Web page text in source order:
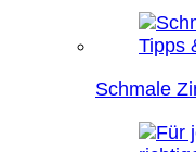
Schmale